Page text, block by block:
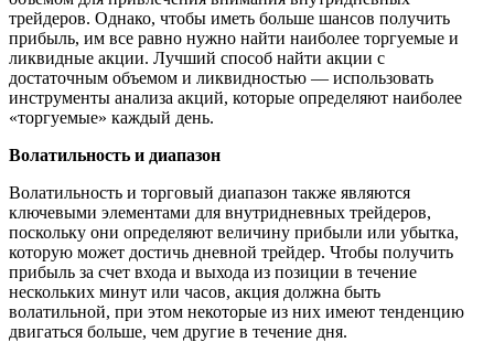
трейдеров. Однако, чтобы иметь больше шансов получить
прибыль, им все равно нужно найти наиболее торгуемые и
ликвидные акции. Лучший способ найти акции с
достаточным объемом и ликвидностью — использовать
инструменты анализа акций, которые определяют наиболее
«торгуемые» каждый день.
Волатильность и диапазон
Волатильность и торговый диапазон также являются
ключевыми элементами для внутридневных трейдеров,
поскольку они определяют величину прибыли или убытка,
которую может достичь дневной трейдер. Чтобы получить
прибыль за счет входа и выхода из позиции в течение
нескольких минут или часов, акция должна быть
волатильной, при этом некоторые из них имеют тенденцию
двигаться больше, чем другие в течение дня.